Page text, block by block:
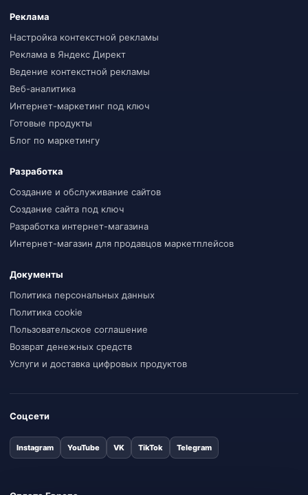
Реклама
Настройка контекстной рекламы
Реклама в Яндекс Директ
Ведение контекстной рекламы
Веб-аналитика
Интернет-маркетинг под ключ
Готовые продукты
Блог по маркетингу
Разработка
Создание и обслуживание сайтов
Создание сайта под ключ
Разработка интернет-магазина
Интернет-магазин для продавцов маркетплейсов
Документы
Политика персональных данных
Политика cookie
Пользовательское соглашение
Возврат денежных средств
Услуги и доставка цифровых продуктов
Соцсети
Instagram YouTube VK TikTok Telegram